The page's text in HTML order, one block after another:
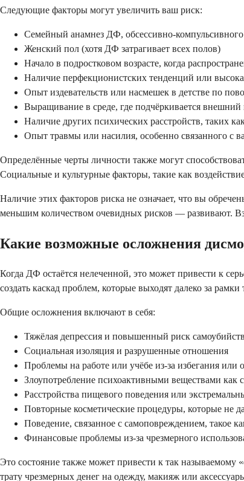
Следующие факторы могут увеличить ваш риск:
Семейный анамнез ДФ, обсессивно-компульсивного
Женский пол (хотя ДФ затрагивает всех полов)
Начало в подростковом возрасте, когда
Наличие перфекционистских тенденций или
Опыт издевательств или насмешек в детстве по
Выращивание в среде, где подчёркивается
Наличие других психических расстройств, таких
Опыт травмы или насилия, особенно связанного с
Определённые черты личности также могут
Социальные и культурные факторы, такие как
Наличие этих факторов риска не означает, что вы
меньшим количеством очевидных рисков — развивают.
Какие возможные осложнения
Когда ДФ остаётся нелеченной, это может привести к
создать каскад проблем, которые выходят далеко за
Общие осложнения включают в себя:
Тяжёлая депрессия и повышенный риск
Социальная изоляция и разрушенные отношения
Проблемы на работе или учёбе из-за избегания или
Злоупотребление психоактивными веществами как
Расстройства пищевого поведения или
Повторные косметические процедуры, которые не
Поведение, связанное с самоповреждением, такое
Финансовые проблемы из-за чрезмерного
Это состояние также может привести к так
трату чрезмерных денег на одежду, макияж или